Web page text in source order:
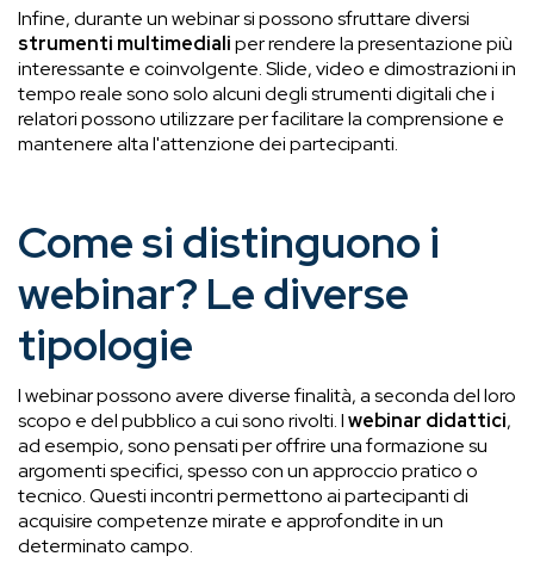
Infine, durante un webinar si possono sfruttare diversi
strumenti multimedialiper rendere la presentazione più
interessante e coinvolgente. Slide, video e dimostrazioni in
tempo reale sono solo alcuni degli strumenti digitali che i
relatori possono utilizzare per facilitare la comprensione e
mantenere alta l'attenzione dei partecipanti.
Come si distinguono i
webinar? Le diverse
tipologie
I webinar possono avere diverse finalità, a seconda del loro
scopo e del pubblico a cui sono rivolti. Iwebinar didattici,
ad esempio, sono pensati per offrire una formazione su
argomenti specifici, spesso con un approccio pratico o
tecnico. Questi incontri permettono ai partecipanti di
acquisire competenze mirate e approfondite in un
determinato campo.